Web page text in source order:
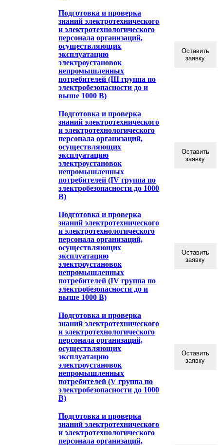
Подготовка и проверка
знаний электротехнического
и электротехнологического
персонала организаций,
осуществляющих
эксплуатацию
электроустановок
непромышленных
потребителей (III группа по
электробезопасности до и
выше 1000 В)
Оставить
заявку
Подготовка и проверка
знаний электротехнического
и электротехнологического
персонала организаций,
осуществляющих
эксплуатацию
электроустановок
непромышленных
потребителей (IV группа по
электробезопасности до 1000
В)
Оставить
заявку
Подготовка и проверка
знаний электротехнического
и электротехнологического
персонала организаций,
осуществляющих
эксплуатацию
электроустановок
непромышленных
потребителей (IV группа по
электробезопасности до и
выше 1000 В)
Оставить
заявку
Подготовка и проверка
знаний электротехнического
и электротехнологического
персонала организаций,
осуществляющих
эксплуатацию
электроустановок
непромышленных
потребителей (V группа по
электробезопасности до 1000
В)
Оставить
заявку
Подготовка и проверка
знаний электротехнического
и электротехнологического
персонала организаций,